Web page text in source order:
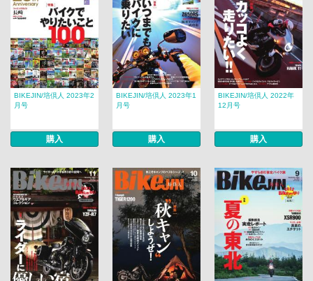
BIKEJIN/培倶人 2023年2
月号
購入
BIKEJIN/培倶人 2023年1
月号
購入
BIKEJIN/培倶人 2022年
12月号
購入